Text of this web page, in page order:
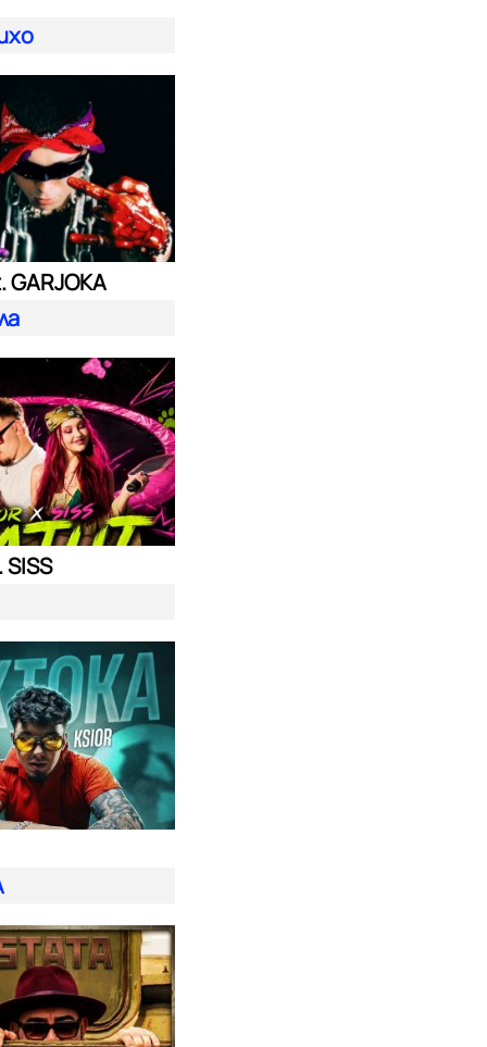
GARJOKA
SISS